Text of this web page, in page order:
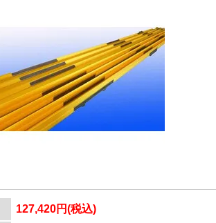
127,420円(税込)